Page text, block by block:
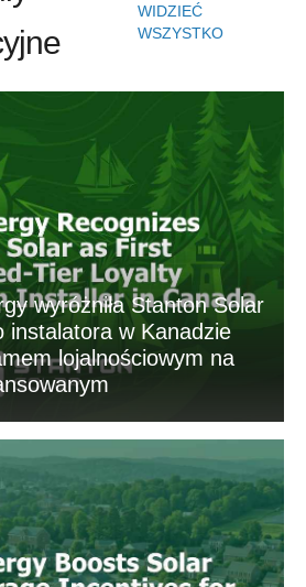
WIDZIEĆ
WSZYSTKO
wyróżniła Stanton Solar
instalatora w Kanadzie
lojalnościowym na